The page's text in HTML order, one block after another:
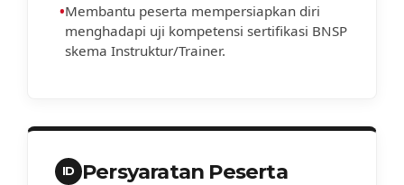
•Membantu peserta mempersiapkan diri
menghadapi uji kompetensi sertifikasi BNSP
skema Instruktur/Trainer.
ID Persyaratan Peserta